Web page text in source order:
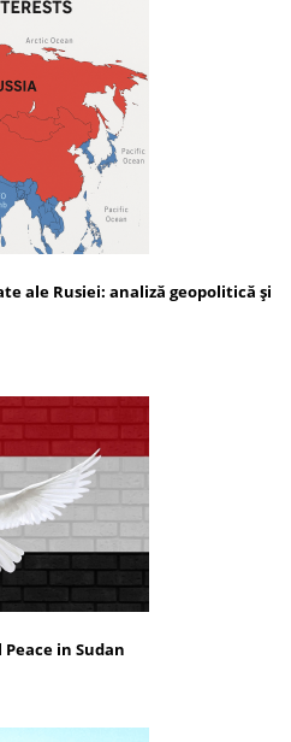
ale Rusiei: analiză geopolitică și
in Sudan